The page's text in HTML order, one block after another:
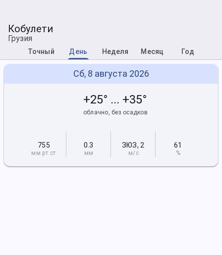
Кобулети
Грузия
Точный День Неделя Месяц Год
Сб, 8 августа 2026
+25° ... +35°
облачно, без осадков
755
мм рт.ст.
0.3
мм
ЗЮЗ, 2
м/с
61
%